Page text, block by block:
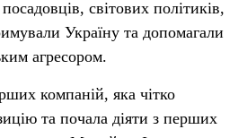
світових політиків,
Україну та допомагали
агресором.
компаній, яка чітко
та почала діяти з перших